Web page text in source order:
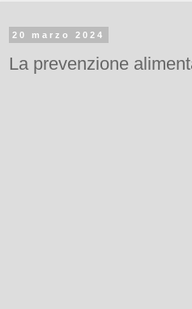
20 marzo 2024
La prevenzione